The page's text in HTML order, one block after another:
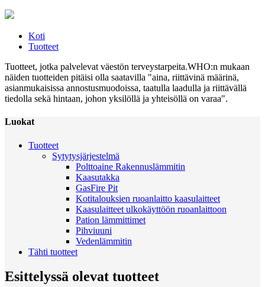
Koti
Tuotteet
Tuotteet, jotka palvelevat väestön terveystarpeita.WHO:n mukaan
näiden tuotteiden pitäisi olla saatavilla "aina, riittävinä määrinä,
asianmukaisissa annostusmuodoissa, taatulla laadulla ja riittävällä
tiedolla sekä hintaan, johon yksilöllä ja yhteisöllä on varaa".
Luokat
Tuotteet
Sytytysjärjestelmä
Polttoaine Rakennuslämmitin
Kaasutakka
GasFire Pit
Kotitalouksien ruoanlaitto kaasulaitteet
Kaasulaitteet ulkokäyttöön ruoanlaittoon
Pation lämmittimet
Pihviuuni
Vedenlämmitin
Tähti tuotteet
Esittelyssä olevat tuotteet